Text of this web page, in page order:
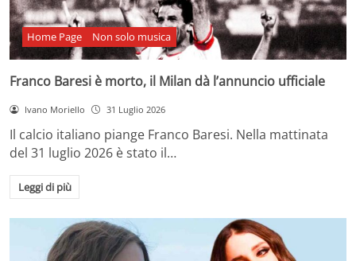
Home Page Non solo musica
Franco Baresi è morto, il Milan dà l’annuncio ufficiale
Ivano Moriello 31 Luglio 2026
Il calcio italiano piange Franco Baresi. Nella mattinata
del 31 luglio 2026 è stato il…
Leggi di più